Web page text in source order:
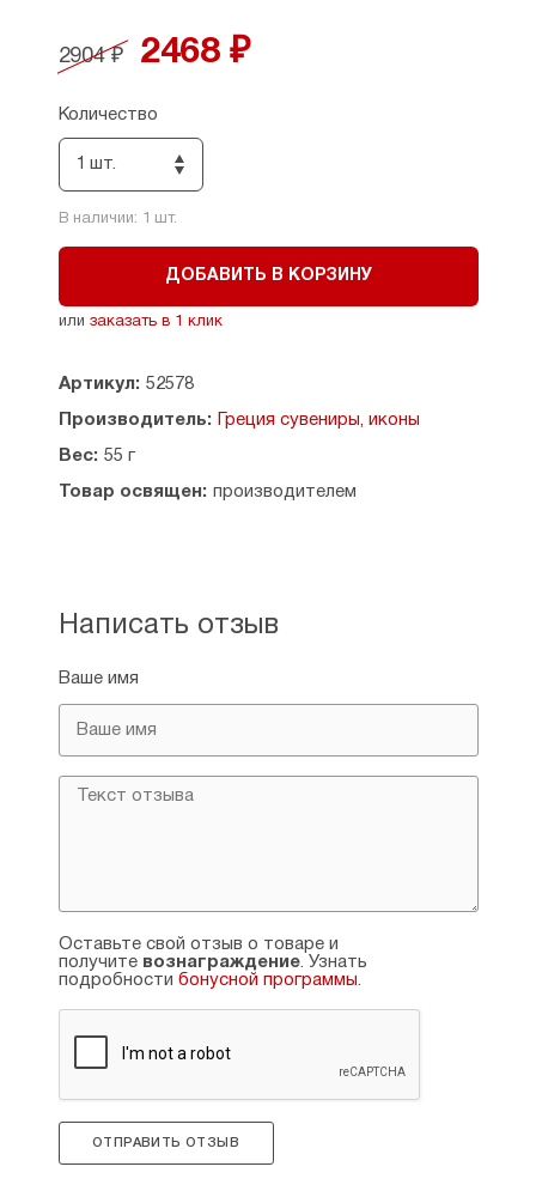
- ладанка на булавке, пропитанная маслом от
мощей святителя Спиридона (в ассортименте);
Спиридона Тримифунтского на острове Корфу
Набор находится в коробочке. Размер: 6,5 х 8,5
см, толщина - 2,5 см.
2904 ₽ 2468 ₽
Количество
1 шт.
В наличии: 1 шт.
ДОБАВИТЬ В КОРЗИНУ
или заказать в 1 клик
Артикул: 52578
Производитель: Греция сувениры, иконы
Вес: 55 г
Товар освящен: производителем
Написать отзыв
Ваше имя
Оставьте свой отзыв о товаре и
получите вознаграждение. Узнать
подробности бонусной программы.
ОТПРАВИТЬ ОТЗЫВ